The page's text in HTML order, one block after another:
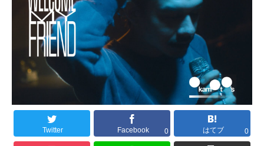
Twitter Facebook 0 はてブ 0